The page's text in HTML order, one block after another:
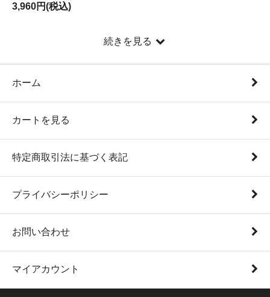
3,960円(税込)
続きを見る
ホーム
カートを見る
特定商取引法に基づく表記
プライバシーポリシー
お問い合わせ
マイアカウント